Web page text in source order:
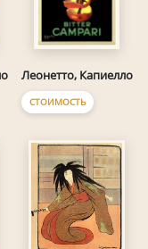
Леонетто, Капиелло
СТОИМОСТЬ